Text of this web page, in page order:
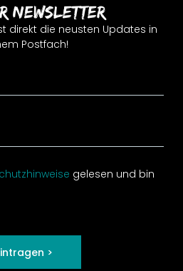
Newsletter
direkt die neusten Updates in
Postfach!
gelesen und bin
>